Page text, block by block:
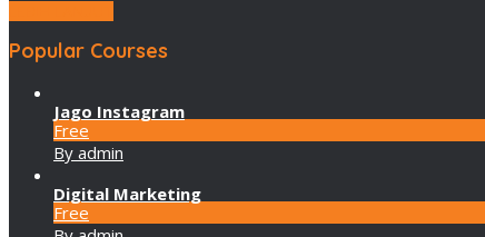
Popular Courses
Jago Instagram
Free
By admin
Digital Marketing
Free